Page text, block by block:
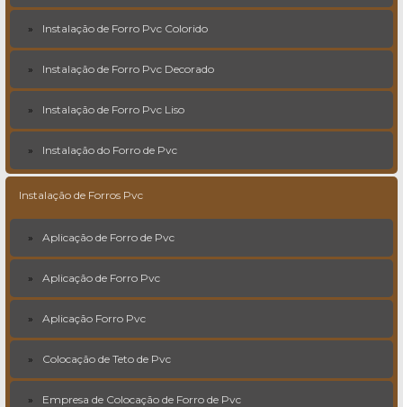
Instalação de Forro Pvc Colorido
Instalação de Forro Pvc Decorado
Instalação de Forro Pvc Liso
Instalação do Forro de Pvc
Instalação de Forros Pvc
Aplicação de Forro de Pvc
Aplicação de Forro Pvc
Aplicação Forro Pvc
Colocação de Teto de Pvc
Empresa de Colocação de Forro de Pvc